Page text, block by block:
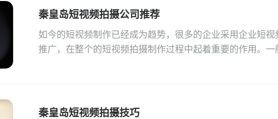
秦皇岛短视频拍摄公司推荐
如今的短视频制作已经成为趋势，很多的企业采用企业短
推广，在整个的短视频拍摄制作过程中起着重要的作用。
秦皇岛短视频拍摄技巧